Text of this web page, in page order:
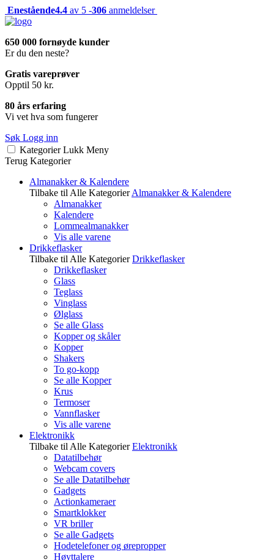
Enestående4.4 av 5 -306 anmeldelser
650 000 fornøyde kunder
Er du den neste?
Gratis vareprøver
Opptil 50 kr.
80 års erfaring
Vi vet hva som fungerer
Søk Logg inn
Kategorier Lukk Meny
Terug Kategorier
Almanakker & Kalendere
Tilbake til Alle Kategorier Almanakker & Kalendere
Almanakker
Kalendere
Lommealmanakker
Vis alle varene
Drikkeflasker
Tilbake til Alle Kategorier Drikkeflasker
Drikkeflasker
Glass
Teglass
Vinglass
Ølglass
Se alle Glass
Kopper og skåler
Kopper
Shakers
To go-kopp
Se alle Kopper
Krus
Termoser
Vannflasker
Vis alle varene
Elektronikk
Tilbake til Alle Kategorier Elektronikk
Datatilbehør
Webcam covers
Se alle Datatilbehør
Gadgets
Actionkameraer
Smartklokker
VR briller
Se alle Gadgets
Hodetelefoner og ørepropper
Høyttalere